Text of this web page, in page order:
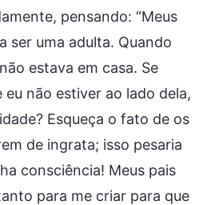
pensando: “Meus
ser uma adulta. Quando
estava em casa. Se
não estiver ao lado dela,
Esqueça o fato de os
de ingrata; isso pesaria
consciência! Meus pais
para me criar para que